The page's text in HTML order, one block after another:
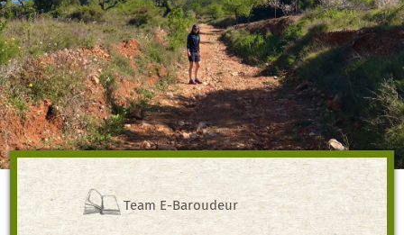
Team E-Baroudeur